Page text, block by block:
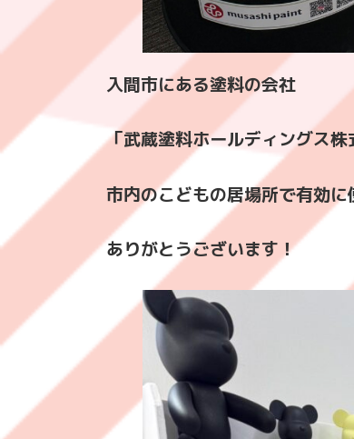
入間市にある塗料の会社
「武蔵塗料ホールディングス
市内のこどもの居場所で有効に
ありがとうございます！